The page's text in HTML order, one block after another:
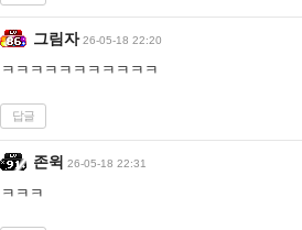
그림자 26-05-18 22:20
ㅋㅋㅋㅋㅋㅋㅋㅋㅋㅋㅋ
답글
존윅 26-05-18 22:31
ㅋㅋㅋ